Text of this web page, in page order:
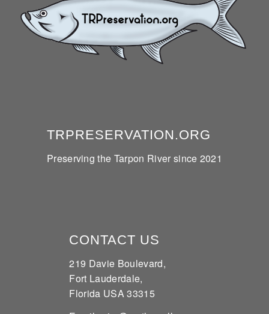
TRPRESERVATION.ORG
Preserving the Tarpon River since 2021
CONTACT US
219 Davie Boulevard,
Fort Lauderdale,
Florida USA 33315